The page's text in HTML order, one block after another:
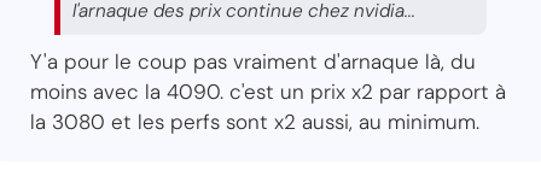
l'arnaque des prix continue chez nvidia...
Y'a pour le coup pas vraiment d'arnaque là, du
moins avec la 4090. c'est un prix x2 par rapport à
la 3080 et les perfs sont x2 aussi, au minimum.